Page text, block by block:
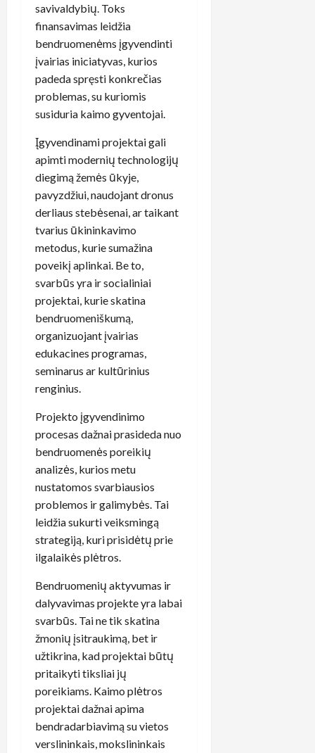
savivaldybių. Toks
finansavimas leidžia
bendruomenėms įgyvendinti
įvairias iniciatyvas, kurios
padeda spręsti konkrečias
problemas, su kuriomis
susiduria kaimo gyventojai.
Įgyvendinami projektai gali
apimti modernių technologijų
diegimą žemės ūkyje,
pavyzdžiui, naudojant dronus
derliaus stebėsenai, ar taikant
tvarius ūkininkavimo
metodus, kurie sumažina
poveikį aplinkai. Be to,
svarbūs yra ir socialiniai
projektai, kurie skatina
bendruomeniškumą,
organizuojant įvairias
edukacines programas,
seminarus ar kultūrinius
renginius.
Projekto įgyvendinimo
procesas dažnai prasideda nuo
bendruomenės poreikių
analizės, kurios metu
nustatomos svarbiausios
problemos ir galimybės. Tai
leidžia sukurti veiksmingą
strategiją, kuri prisidėtų prie
ilgalaikės plėtros.
Bendruomenių aktyvumas ir
dalyvavimas projekte yra labai
svarbūs. Tai ne tik skatina
žmonių įsitraukimą, bet ir
užtikrina, kad projektai būtų
pritaikyti tiksliai jų
poreikiams. Kaimo plėtros
projektai dažnai apima
bendradarbiavimą su vietos
verslininkais, mokslininkais